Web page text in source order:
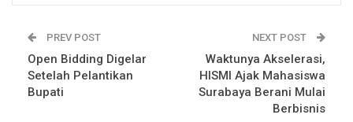
PREV POST
Open Bidding Digelar
Setelah Pelantikan
Bupati
NEXT POST
Waktunya Akselerasi,
HISMI Ajak Mahasiswa
Surabaya Berani Mulai
Berbisnis